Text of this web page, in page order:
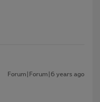
Forum|Forum|6 years ago